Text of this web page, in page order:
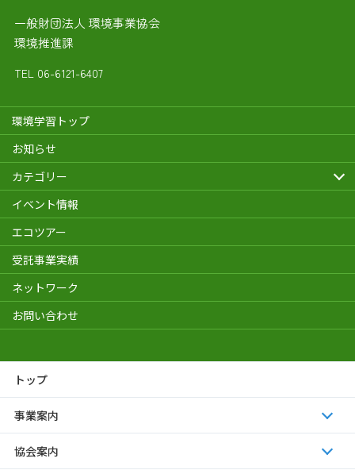
一般財団法人 環境事業協会
環境推進課
TEL 06-6121-6407
環境学習トップ
お知らせ
カテゴリー
イベント情報
エコツアー
受託事業実績
ネットワーク
お問い合わせ
トップ
事業案内
協会案内